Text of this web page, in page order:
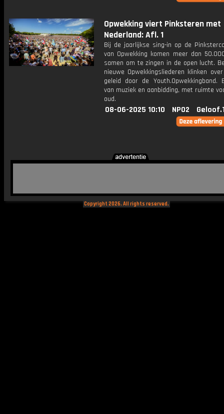
Opwekking viert Pinksteren met
Nederland: Afl. 1
Bij de jaarlijkse sing-in op de
van Opwekking komen meer dan
samen om te zingen in de open lucht.
nieuwe Opwekkingsliederen klinken
geleid door de Youth.Opwekkingband.
van muziek en aanbidding, met ruimte
oud.
08-06-2025 10:10 NPO2
Copyright 2026. All rights reserved.